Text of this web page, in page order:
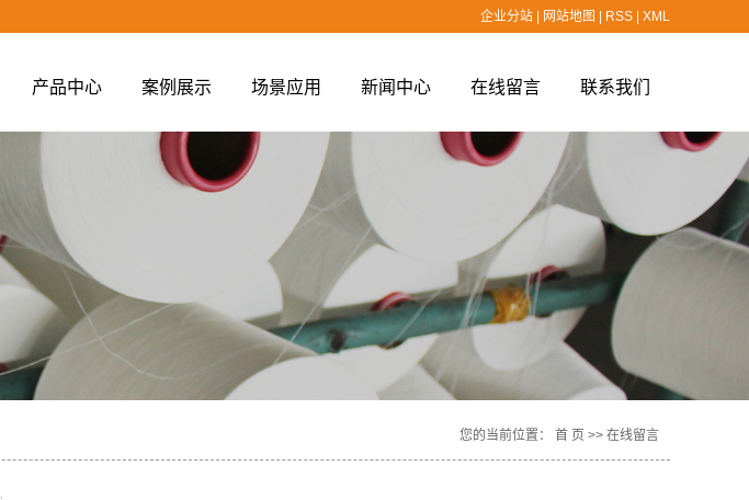
企业分站 网站地图 RSS XML
产品中心
空变丝
涤纶空变丝
锦纶空变丝
丙纶长丝
案例展示
发货案例
场景应用
场景应用
新闻中心
公司新闻
技术知识
在线留言 联系我们
您的当前位置： 首 页 >> 在线留言